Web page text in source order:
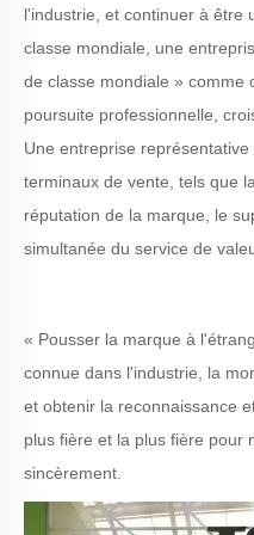
l'industrie, et continuer à être
classe mondiale, une
de classe mondiale » comme
poursuite professionnelle,
Une entreprise
terminaux de vente, tels que
réputation de la marque, le
simultanée du service de
« Pousser la marque à
connue dans l'industrie, la
et obtenir la reconnaissance
plus fière et la plus fière pour
sincèrement.